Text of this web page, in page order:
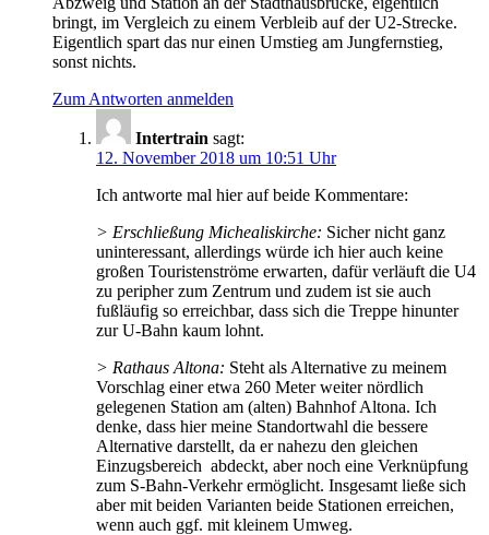
bringt, im Vergleich zu einem Verbleib auf der U2-Strecke.
Eigentlich spart das nur einen Umstieg am Jungfernstieg,
sonst nichts.
Zum Antworten anmelden
Intertrain sagt:
12. November 2018 um 10:51 Uhr
Ich antworte mal hier auf beide Kommentare:
> Erschließung Michealiskirche: Sicher nicht ganz
uninteressant, allerdings würde ich hier auch keine
großen Touristenströme erwarten, dafür verläuft die U4
zu peripher zum Zentrum und zudem ist sie auch
fußläufig so erreichbar, dass sich die Treppe hinunter
zur U-Bahn kaum lohnt.
> Rathaus Altona: Steht als Alternative zu meinem
Vorschlag einer etwa 260 Meter weiter nördlich
gelegenen Station am (alten) Bahnhof Altona. Ich
denke, dass hier meine Standortwahl die bessere
Alternative darstellt, da er nahezu den gleichen
Einzugsbereich abdeckt, aber noch eine Verknüpfung
zum S-Bahn-Verkehr ermöglicht. Insgesamt ließe sich
aber mit beiden Varianten beide Stationen erreichen,
wenn auch ggf. mit kleinem Umweg.